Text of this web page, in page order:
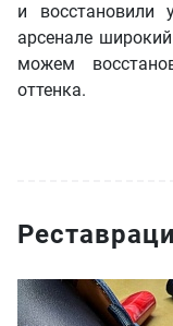
и
арсенале
можем
оттенка.